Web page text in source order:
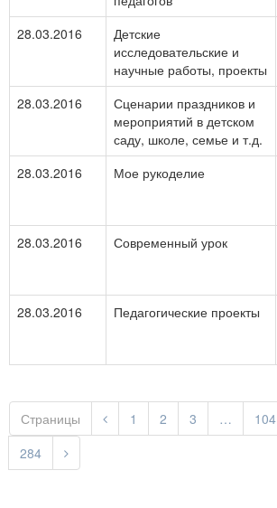
28.03.2016
Детские
исследовательские и
научные работы, проекты
28.03.2016
Сценарии праздников и
мероприятий в детском
саду, школе, семье и т.д.
28.03.2016
Мое рукоделие
28.03.2016 Современный урок
28.03.2016 Педагогические проекты
Страницы 1 2 3 … 104
284